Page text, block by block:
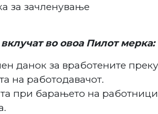
за зачленување
во овоа Пилот мерка:
данок за вработените преку
на работодавачот.
при барањето на